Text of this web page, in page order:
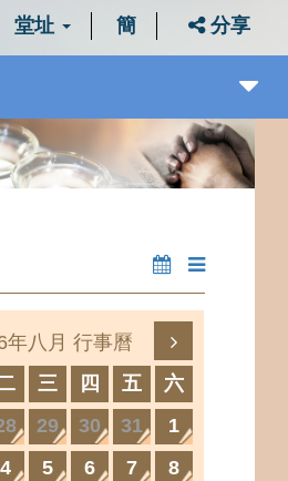
堂址 簡 分享
年八月 行事曆
三 四 五
六
29 30 31
1
4 5 6 7
8